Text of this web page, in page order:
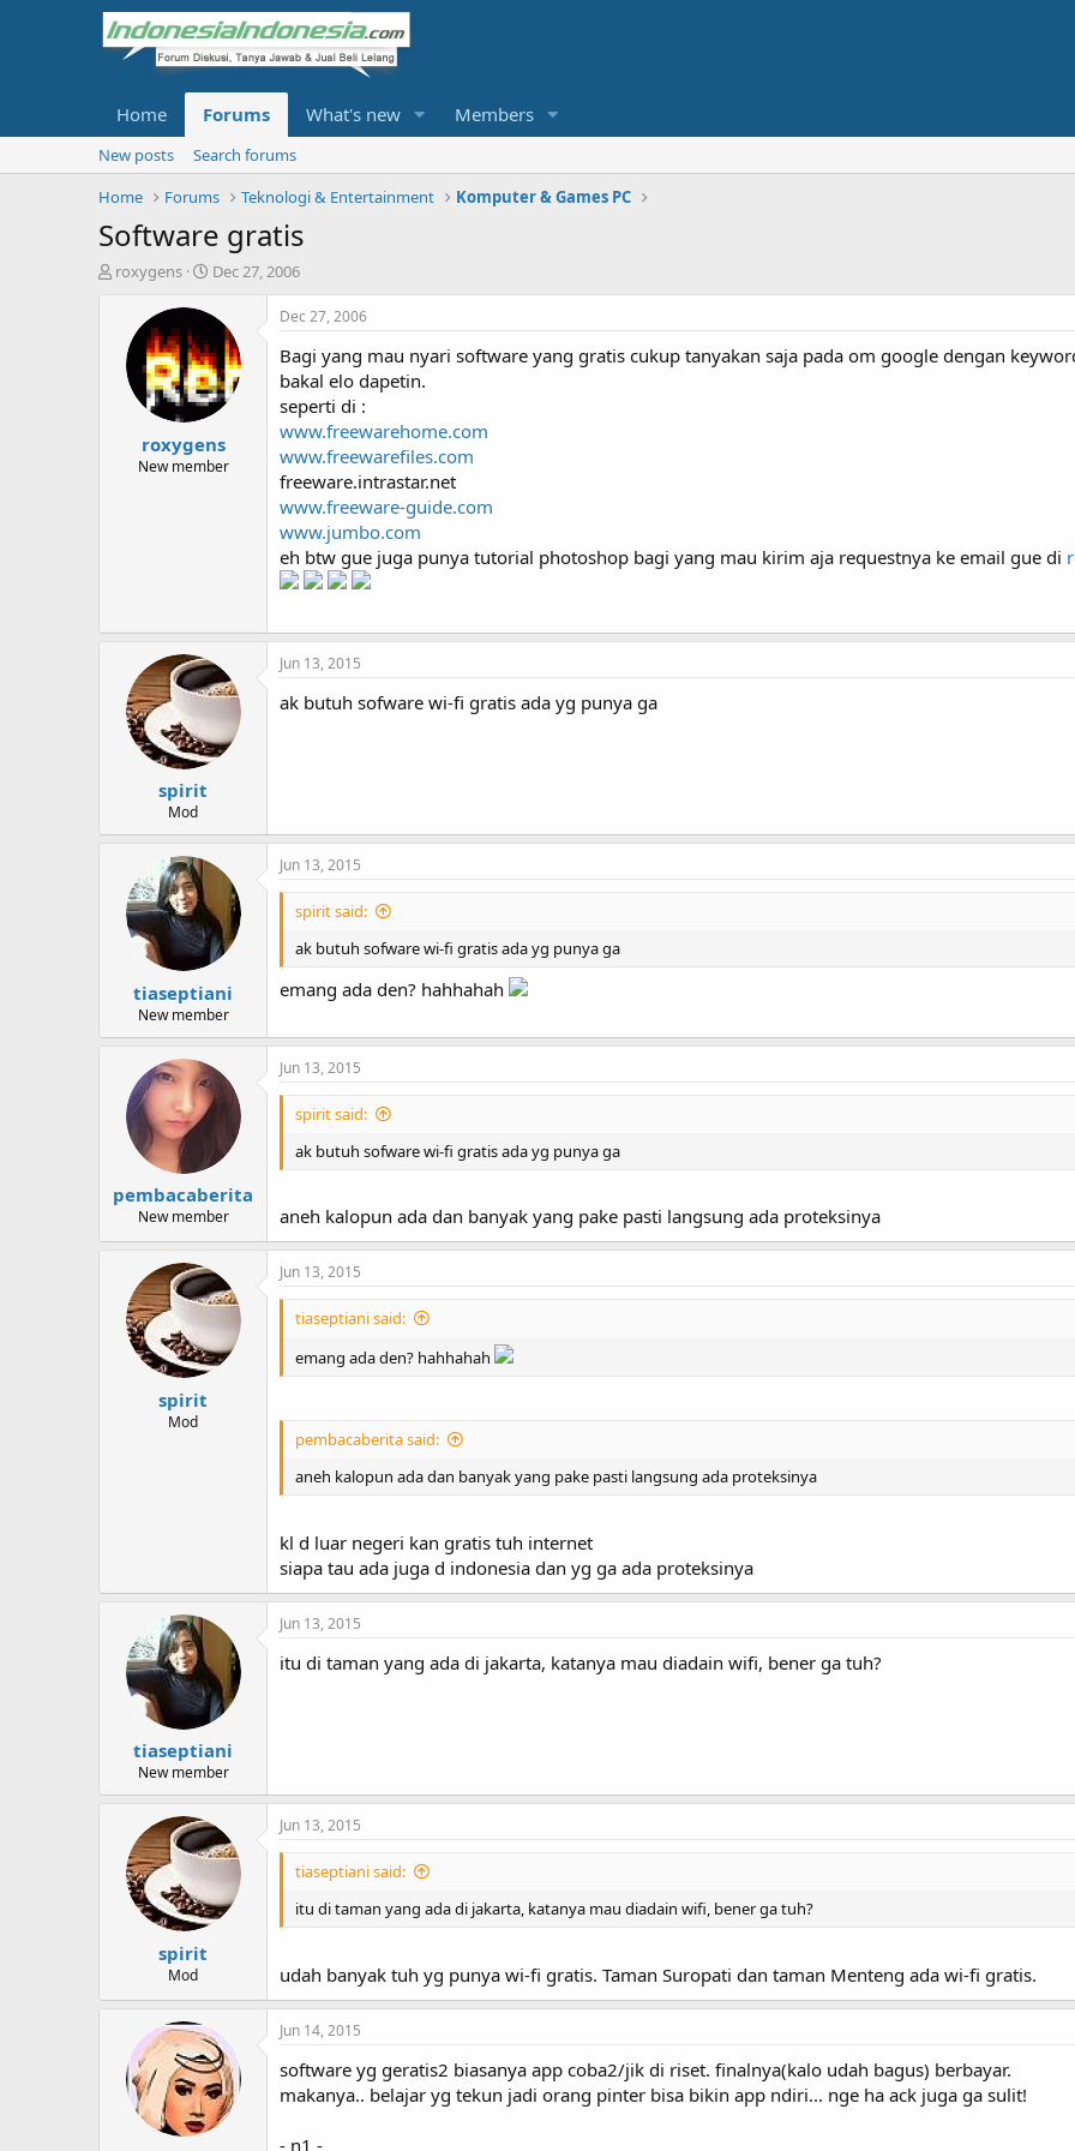
Home Forums What's new Members
New posts
Search forums
Home
Forums Teknologi & Entertainment Komputer & Games PC
Software gratis
T
roxygens
S
a
t
d
a
t
e
Dec 27, 2006
roxygens
New member
Dec 27, 2006
Bagi yang mau nyari software yang gratis cukup tanyakan saja pada om google dengan
bakal elo dapetin.
seperti di :
www.freewarehome.com
www.freewarefiles.com
freeware.intrastar.net
www.freeware-guide.com
www.jumbo.com
eh btw gue juga punya tutorial photoshop bagi yang mau kirim aja requestnya ke email gue di
spirit
Mod
Jun 13, 2015
ak butuh sofware wi-fi gratis ada yg punya ga
tiaseptiani
New member
Jun 13, 2015
spirit said:
ak butuh sofware wi-fi gratis ada yg punya ga
emang ada den? hahhahah
pembacaberita
New member
Jun 13, 2015
spirit said:
ak butuh sofware wi-fi gratis ada yg punya ga
aneh kalopun ada dan banyak yang pake pasti langsung ada proteksinya
spirit
Mod
Jun 13, 2015
tiaseptiani said:
emang ada den? hahhahah
pembacaberita said:
aneh kalopun ada dan banyak yang pake pasti langsung ada proteksinya
kl d luar negeri kan gratis tuh internet
siapa tau ada juga d indonesia dan yg ga ada proteksinya
tiaseptiani
New member
Jun 13, 2015
itu di taman yang ada di jakarta, katanya mau diadain wifi, bener ga tuh?
spirit
Mod
Jun 13, 2015
tiaseptiani said:
itu di taman yang ada di jakarta, katanya mau diadain wifi, bener ga tuh?
udah banyak tuh yg punya wi-fi gratis. Taman Suropati dan taman Menteng ada wi-fi gratis.
Jun 14, 2015
software yg geratis2 biasanya app coba2/jik di riset. finalnya(kalo udah bagus) berbayar.
makanya.. belajar yg tekun jadi orang pinter bisa bikin app ndiri... nge ha ack juga ga sulit!
- n1 -